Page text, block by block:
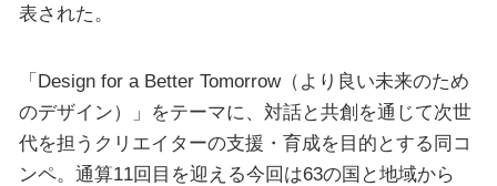
表された。
「Design for a Better Tomorrow（より良い未来のため
のデザイン）」をテーマに、対話と共創を通じて次世
代を担うクリエイターの支援・育成を目的とする同コ
ンペ。通算11回目を迎える今回は63の国と地域から